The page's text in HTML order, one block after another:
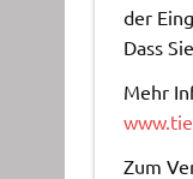
der
Dass
Mehr
Zum